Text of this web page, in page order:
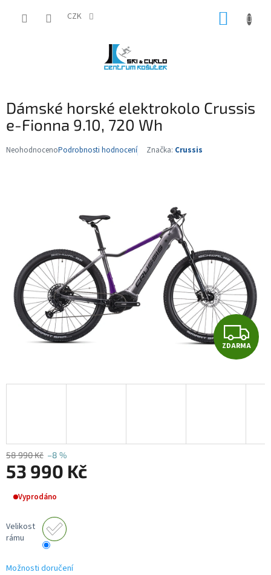
CZK
Dámské horské elektrokolo Crussis
e-Fionna 9.10, 720 Wh
Průměrné
NeohodnocenoPodrobnosti hodnocení Značka: Crussis
Z
D
A
ZDARMA
58 990 Kč –8 %
53 990 Kč
cena:
Vyprodáno
Velikost
rámu
Možnosti doručení